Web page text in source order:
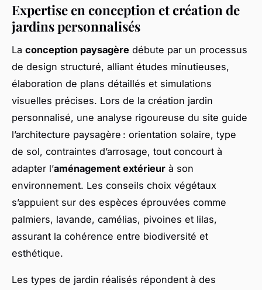
Expertise en conception et création de
jardins personnalisés
La conception paysagère débute par un processus
de design structuré, alliant études minutieuses,
élaboration de plans détaillés et simulations
visuelles précises. Lors de la création jardin
personnalisé, une analyse rigoureuse du site guide
l’architecture paysagère : orientation solaire, type
de sol, contraintes d’arrosage, tout concourt à
adapter l’aménagement extérieur à son
environnement. Les conseils choix végétaux
s’appuient sur des espèces éprouvées comme
palmiers, lavande, camélias, pivoines et lilas,
assurant la cohérence entre biodiversité et
esthétique.
Les types de jardin réalisés répondent à des